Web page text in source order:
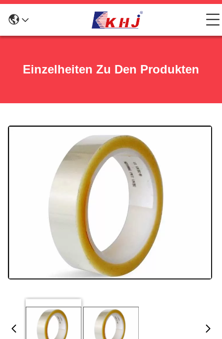
Einzelheiten Zu Den Produkten